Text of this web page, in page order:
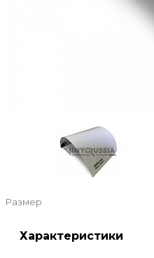
Размер
Характеристики